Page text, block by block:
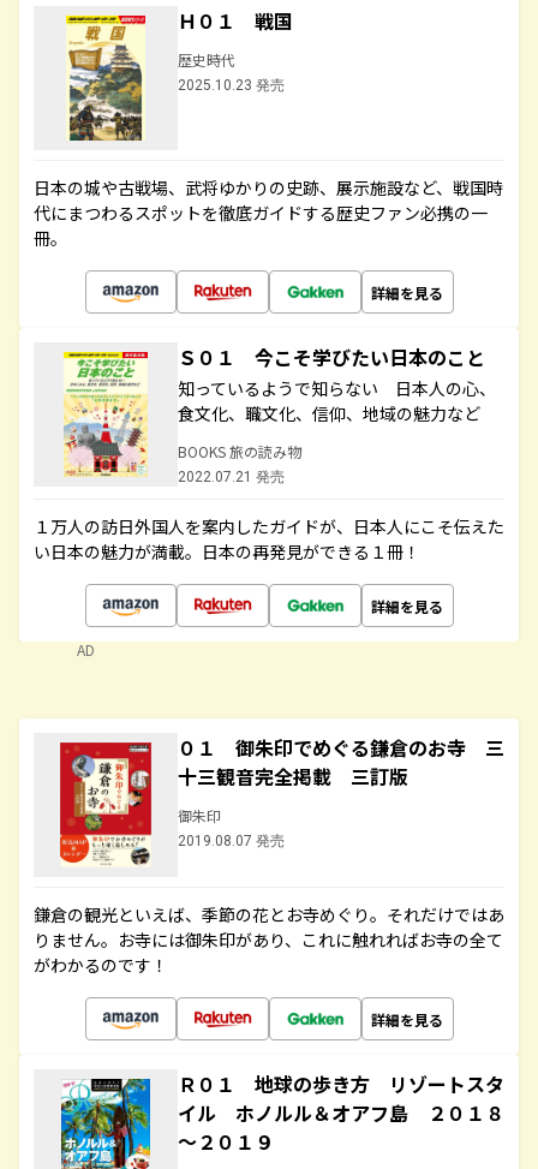
Ｈ０１ 戦国
歴史時代
2025.10.23 発売
日本の城や古戦場、武将ゆかりの史跡、展示施設など、戦国時
代にまつわるスポットを徹底ガイドする歴史ファン必携の一
冊。
詳細を見る
Ｓ０１ 今こそ学びたい日本のこと
知っているようで知らない 日本人の心、
食文化、職文化、信仰、地域の魅力など
BOOKS 旅の読み物
2022.07.21 発売
１万人の訪日外国人を案内したガイドが、日本人にこそ伝えた
い日本の魅力が満載。日本の再発見ができる１冊！
詳細を見る
AD
０１ 御朱印でめぐる鎌倉のお寺 三
十三観音完全掲載 三訂版
御朱印
2019.08.07 発売
鎌倉の観光といえば、季節の花とお寺めぐり。それだけではあ
りません。お寺には御朱印があり、これに触れればお寺の全て
がわかるのです！
詳細を見る
Ｒ０１ 地球の歩き方 リゾートスタ
イル ホノルル＆オアフ島 ２０１８
～２０１９